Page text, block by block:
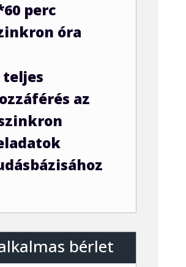
perc
óra
teljes
az
bérlet